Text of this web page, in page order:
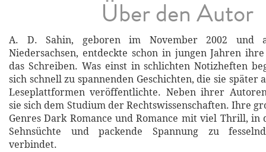
Über den Autor
A. D. Sahin, geboren im November 2002 und
Niedersachsen, entdeckte schon in jungen Jahren
das Schreiben. Was einst in schlichten Notizheften
sich schnell zu spannenden Geschichten, die sie später
Leseplattformen veröffentlichte. Neben ihrer
sie sich dem Studium der Rechtswissenschaften. Ihre
Genres Dark Romance und Romance mit viel Thrill, in
Sehnsüchte und packende Spannung zu
verbindet.